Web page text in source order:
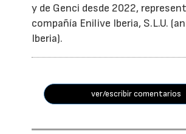
y de Genci desde 2022,
compañía Enilive Iberia, S.L.U.
Iberia).
ver/escribir comentarios